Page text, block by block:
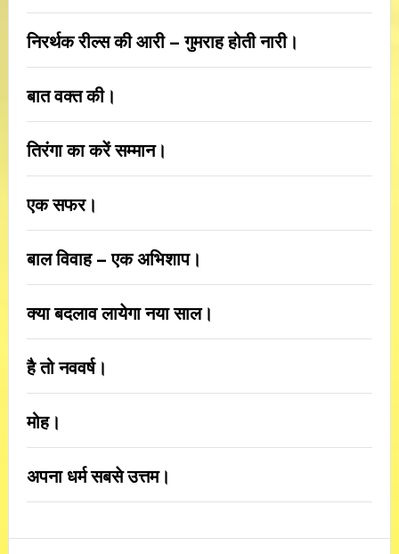
निरर्थक रील्स की आरी – गुमराह होती नारी।
बात वक्त की।
तिरंगा का करें सम्मान।
एक सफर।
बाल विवाह – एक अभिशाप।
क्या बदलाव लायेगा नया साल।
है तो नववर्ष।
मोह।
अपना धर्म सबसे उत्तम।